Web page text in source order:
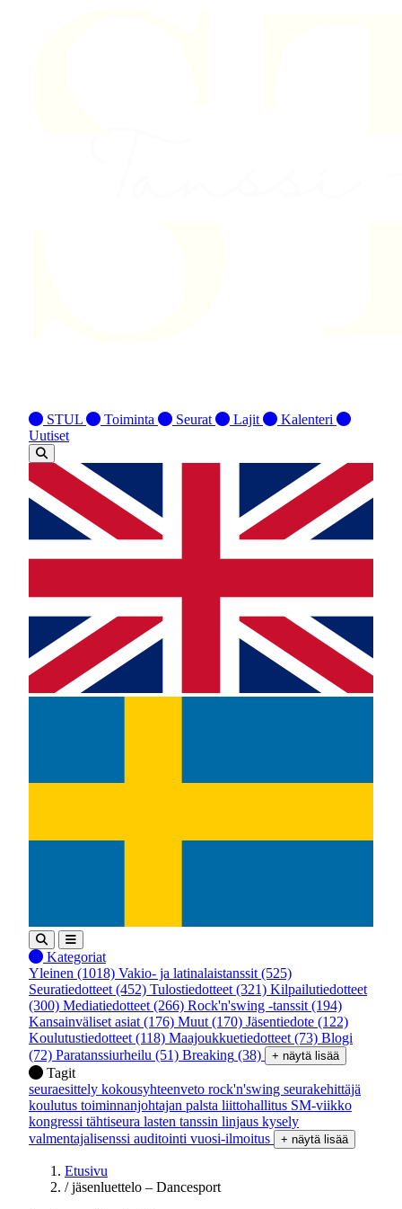
STUL Toiminta Seurat Lajit
Kalenteri
Uutiset
Kategoriat
Yleinen (1018) Vakio- ja latinalaistanssit (525)
Seuratiedotteet (452) Tulostiedotteet (321) Kilpailutiedotteet
(300) Mediatiedotteet (266) Rock'n'swing -tanssit (194)
Kansainväliset asiat (176) Muut (170) Jäsentiedote (122)
Koulutustiedotteet (118) Maajoukkuetiedotteet (73) Blogi
(72) Paratanssiurheilu (51) Breaking (38) + näytä lisää
Tagit
seuraesittely kokousyhteenveto rock'n'swing seurakehittäjä
koulutus toiminnanjohtajan palsta liittohallitus SM-viikko
kongressi tähtiseura lasten tanssin linjaus kysely
valmentajalisenssi auditointi vuosi-ilmoitus + näytä lisää
Etusivu
/ jäsenluettelo – Dancesport